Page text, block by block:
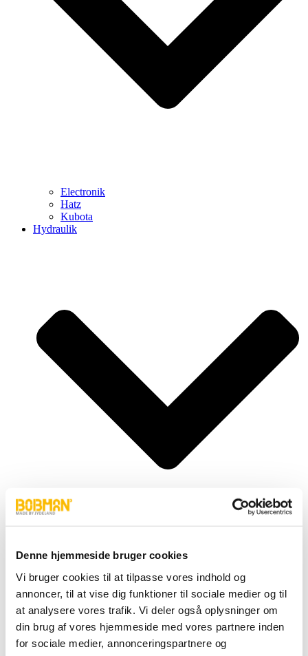
Denne hjemmeside bruger cookies
Vi bruger cookies til at tilpasse vores indhold og
annoncer, til at vise dig funktioner til sociale medier og til
at analysere vores trafik. Vi deler også oplysninger om
din brug af vores hjemmeside med vores partnere inden
for sociale medier, annonceringspartnere og
Electronik
Hatz
Kubota
Hydraulik
Cylindere
Motor
Pumper
Slanger
Ventiler
Hjul & Dæk
Elektronik & Transmission
Karosseri & Beslag mm.